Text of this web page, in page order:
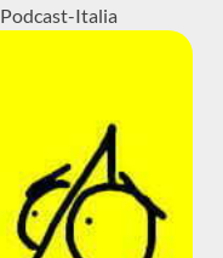
Podcast-Italia